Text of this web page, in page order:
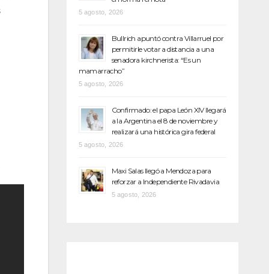
5 agosto, 2026
Bullrich apuntó contra Villarruel por
permitirle votar a distancia a una
senadora kirchnerista: “Es un
mamarracho”
5 agosto, 2026
Confirmado: el papa León XIV llegará
a la Argentina el 8 de noviembre y
realizará una histórica gira federal
5 agosto, 2026
Maxi Salas llegó a Mendoza para
reforzar a Independiente Rivadavia
5 agosto, 2026